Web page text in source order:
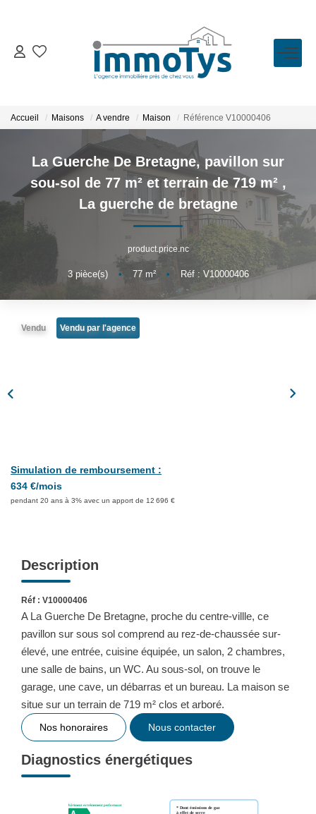
VENTE
LOCATION
ESTIMATION
BIENS VENDUS
L'AGENCE
Présentation
L'équipe
Partenaires
Accueil Maisons A vendre Maison Référence V10000406
La Guerche De Bretagne, pavillon sur
sou-sol de 77 m² et terrain de 719 m² ,
La guerche de bretagne
product.price.nc
3pièce(s) • 77m² • Réf : V10000406
Vendu Vendu par l'agence
Simulation de remboursement :
634 €/mois
pendant 20 ans à 3% avec un apport de 12 696 €
Description
Réf : V10000406
A La Guerche De Bretagne, proche du centre-villle, ce
pavillon sur sous sol comprend au rez-de-chaussée sur-
élevé, une entrée, cuisine équipée, un salon, 2 chambres,
une salle de bains, un WC. Au sous-sol, on trouve le
garage, une cave, un débarras et un bureau. La maison se
situe sur un terrain de 719 m² clos et arboré.
Nos honoraires Nous contacter
Diagnostics énergétiques